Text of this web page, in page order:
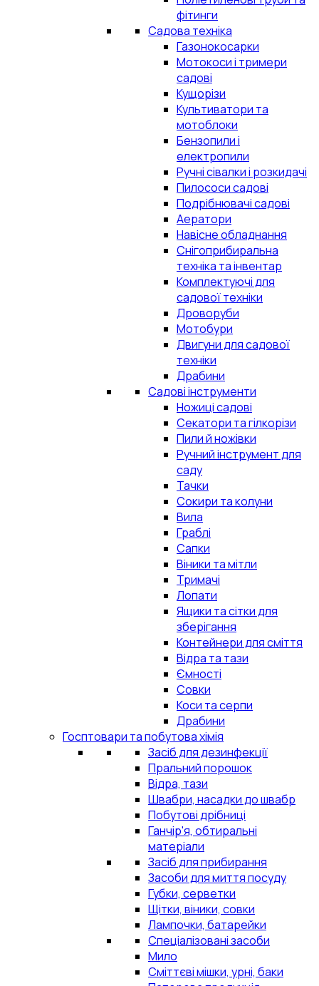
фітинги
Садова техніка
Газонокосарки
Мотокоси і тримери
садові
Кущорізи
Культиватори та
мотоблоки
Бензопили і
електропили
Ручні сівалки і розкидачі
Пилососи садові
Подрібнювачі садові
Аератори
Навісне обладнання
Снігоприбиральна
техніка та інвентар
Комплектуючі для
садової техніки
Дроворуби
Мотобури
Двигуни для садової
техніки
Драбини
Садові інструменти
Ножиці садові
Секатори та гілкорізи
Пили й ножівки
Ручний інструмент для
саду
Тачки
Сокири та колуни
Вила
Граблі
Сапки
Віники та мітли
Тримачі
Лопати
Ящики та сітки для
зберігання
Контейнери для сміття
Відра та тази
Ємності
Совки
Коси та серпи
Драбини
Госптовари та побутова хімія
Засіб для дезинфекції
Пральний порошок
Відра, тази
Швабри, насадки до швабр
Побутові дрібниці
Ганчір'я, обтиральні
матеріали
Засіб для прибирання
Засоби для миття посуду
Губки, серветки
Щітки, віники, совки
Лампочки, батарейки
Спеціалізовані засоби
Мило
Сміттєві мішки, урні, баки